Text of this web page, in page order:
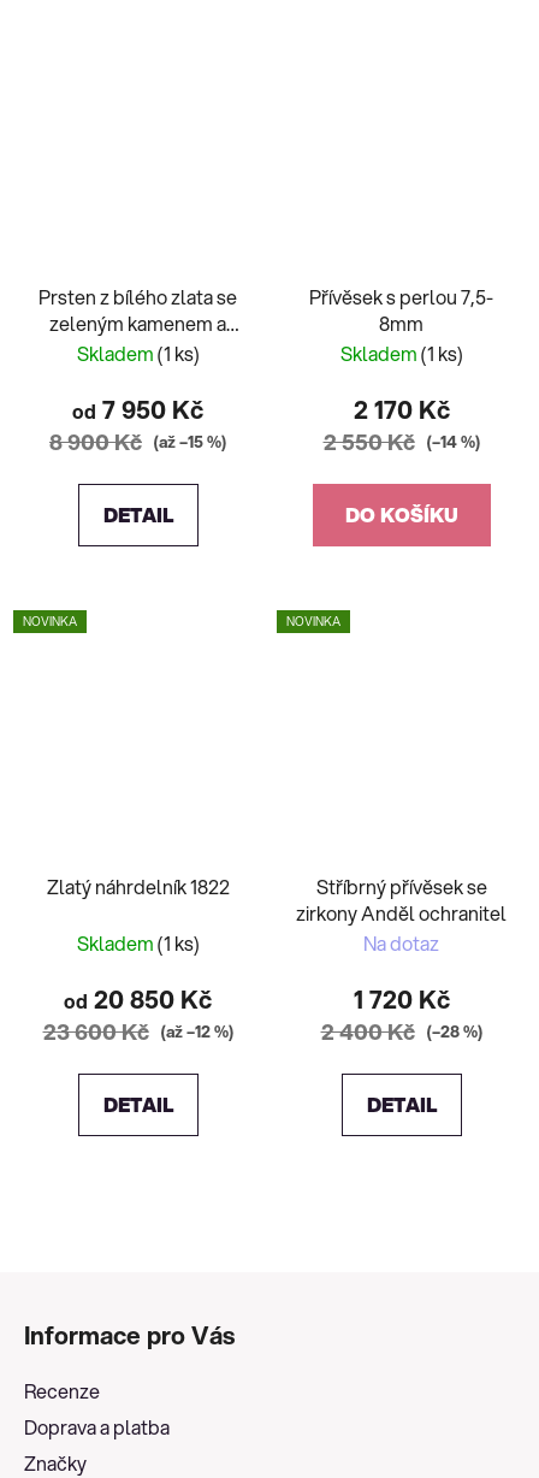
Prsten z bílého zlata se
zeleným kamenem a
zirkony
Skladem(1 ks)
od 7 950 Kč
8 900 Kč (až –15 %)
DETAIL
Přívěsek s perlou 7,5-
8mm
Skladem(1 ks)
2 170 Kč
2 550 Kč (–14 %)
DO KOŠÍKU
NOVINKA
Zlatý náhrdelník 1822
Skladem(1 ks)
od 20 850 Kč
23 600 Kč (až –12 %)
DETAIL
NOVINKA
Stříbrný přívěsek se
zirkony Anděl ochranitel
Na dotaz
1 720 Kč
2 400 Kč (–28 %)
DETAIL
Informace pro Vás
Recenze
Doprava a platba
Značky